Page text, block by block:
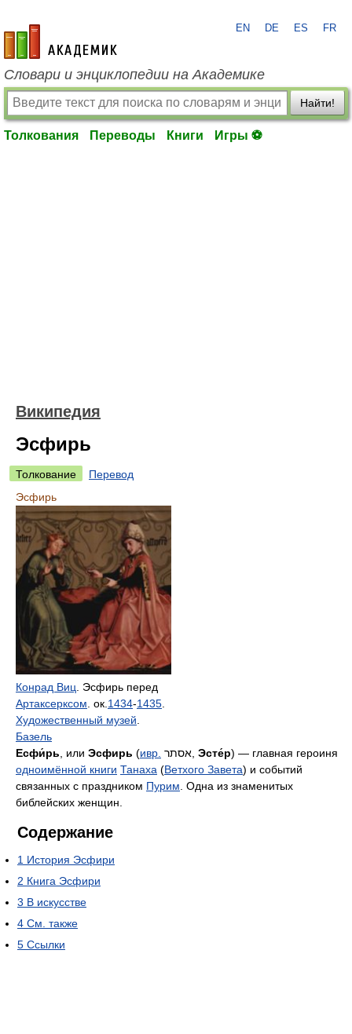
academic.ru
EN DE ES FR
Словари и энциклопедии на Академике
Найти!
Толкования Переводы Книги Игры ⚽
Википедия
Эсфирь
Толкование
Перевод
Эсфирь
Конрад Виц . Эсфирь перед
Артаксерксом . ок. 1434-1435
Художественный музей
Базель
Есфи́рь , или Эсфирь (ивр. אסתר Эсте́р) — главная героиня
одноимённой книги Танаха (Ветхого Завета) и событий
связанных с праздником Пурим . Одна из знаменитых
библейских женщин.
Содержание
1 История Эсфири
2 Книга Эсфири
3 В искусстве
4 См. также
5 Ссылки